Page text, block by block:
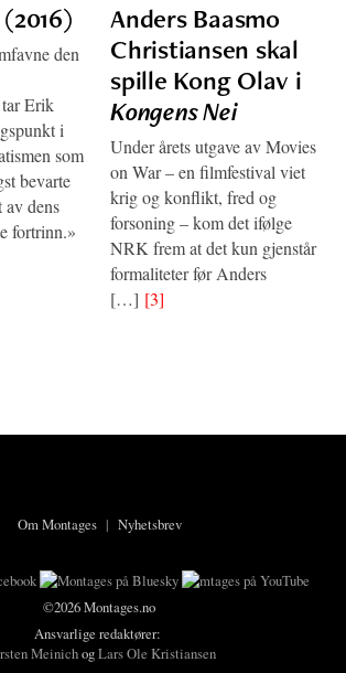
den
Erik
i
som
bevarte
av dens
fortrinn.»
Anders Baasmo
Christiansen skal
spille Kong Olav i
Kongens Nei
Under årets utgave av Movies
on War – en filmfestival viet
krig og konflikt, fred og
forsoning – kom det ifølge
NRK frem at det kun gjenstår
formaliteter før Anders
[…] [3]
Om Montages| Nyhetsbrev
©2026 Montages.no
Ansvarlige redaktører:
MeinichogLars Ole Kristiansen